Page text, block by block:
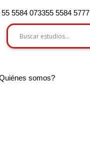
55 5584 073355 5584 5777
somos?